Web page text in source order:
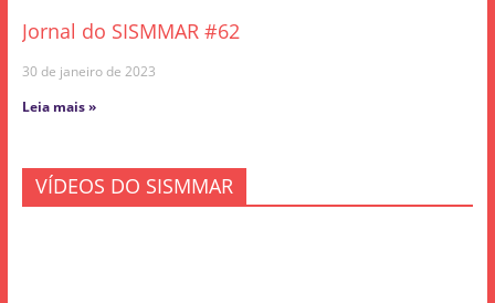
Jornal do SISMMAR #62
30 de janeiro de 2023
Leia mais »
VÍDEOS DO SISMMAR